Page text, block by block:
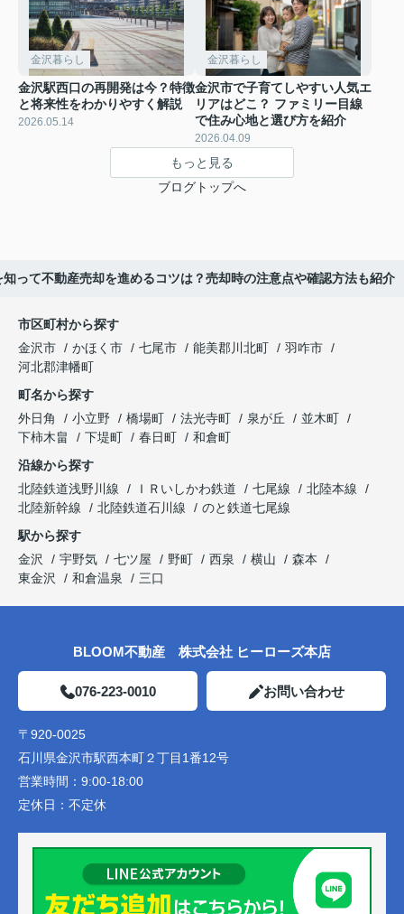
金沢暮らし
金沢駅西口の再開発は今？特徴
と将来性をわかりやすく解説
2026.05.14
金沢暮らし
金沢市で子育てしやすい人気エ
リアはどこ？ ファミリー目線
で住み心地と選び方を紹介
2026.04.09
もっと見る
ブログトップへ
って不動産売却を進めるコツは？売却時の注意点や確認方法も紹介
市区町村から探す
金沢市
かほく市 七尾市 能美郡川北町
羽咋市
河北郡津幡町
町名から探す
外日角
小立野 橋場町 法光寺町 泉が丘
並木町
下柿木畠
下堤町 春日町
和倉町
沿線から探す
北陸鉄道浅野川線
ＩＲいしかわ鉄道 七尾線
北陸本線
北陸新幹線
北陸鉄道石川線
のと鉄道七尾線
駅から探す
金沢
宇野気 七ツ屋 野町 西泉 横山
森本
東金沢
和倉温泉 三口
BLOOM不動産 株式会社 ヒーローズ本店
076-223-0010 お問い合わせ
〒920-0025
石川県金沢市駅西本町２丁目1番12号
営業時間： 9:00-18:00
定休日： 不定休